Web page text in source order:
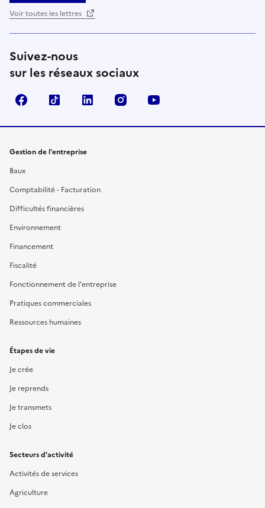
Voir toutes les lettres
Suivez-nous
sur les réseaux sociaux
FacebookTikTok Linkedin Instagram
Gestion de l'entreprise
Baux
Comptabilité - Facturation
Difficultés financières
Environnement
Financement
Fiscalité
Fonctionnement de l'entreprise
Pratiques commerciales
Ressources humaines
Étapes de vie
Je crée
Je reprends
Je transmets
Je clos
Secteurs d'activité
Activités de services
Agriculture